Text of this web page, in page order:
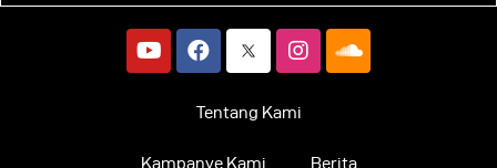
Tentang Kami
Kampanye Kami Berita